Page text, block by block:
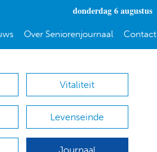
donderdag 6 augustus
Over Seniorenjournaal Contact
Vitaliteit
Levenseinde
Journaal